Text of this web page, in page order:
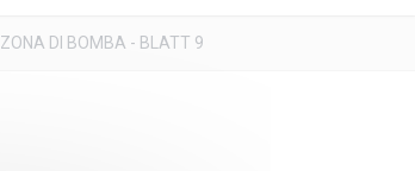
ZONA DI BOMBA - BLATT 9